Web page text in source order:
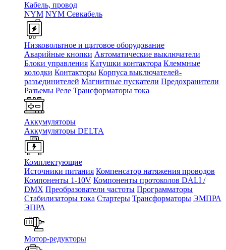
Кабель, провод
NYM NYM Севкабель
Низковольтное и щитовое оборудование
Аварийные кнопки Автоматические выключатели
Блоки управления Катушки контактора Клеммные
колодки Контакторы Корпуса выключателей-
разъединителей Магнитные пускатели Предохранители
Разъемы Реле Трансформаторы тока
Аккумуляторы
Аккумуляторы DELTA
Комплектующие
Источники питания Компенсатор натяжения проводов
Компоненты 1-10V Компоненты протоколов DALI /
DMX Преобразователи частоты Программаторы
Стабилизаторы тока Стартеры Трансформаторы ЭМПРА
ЭПРА
Мотор-редукторы